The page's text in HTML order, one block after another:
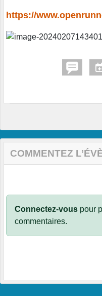
https://
COMMENTEZ
Connectez-vous pour
commentaires.